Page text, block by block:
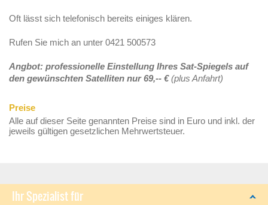
Oft lässt sich telefonisch bereits einiges klären.
Rufen Sie mich an unter 0421 500573
Angbot: professionelle Einstellung Ihres Sat-Spiegels auf
den gewünschten Satelliten nur 69,-- €(plus Anfahrt)
Preise
Alle auf dieser Seite genannten Preise sind in Euro und inkl. der
jeweils gültigen gesetzlichen Mehrwertsteuer.
Ihr Spezialist für